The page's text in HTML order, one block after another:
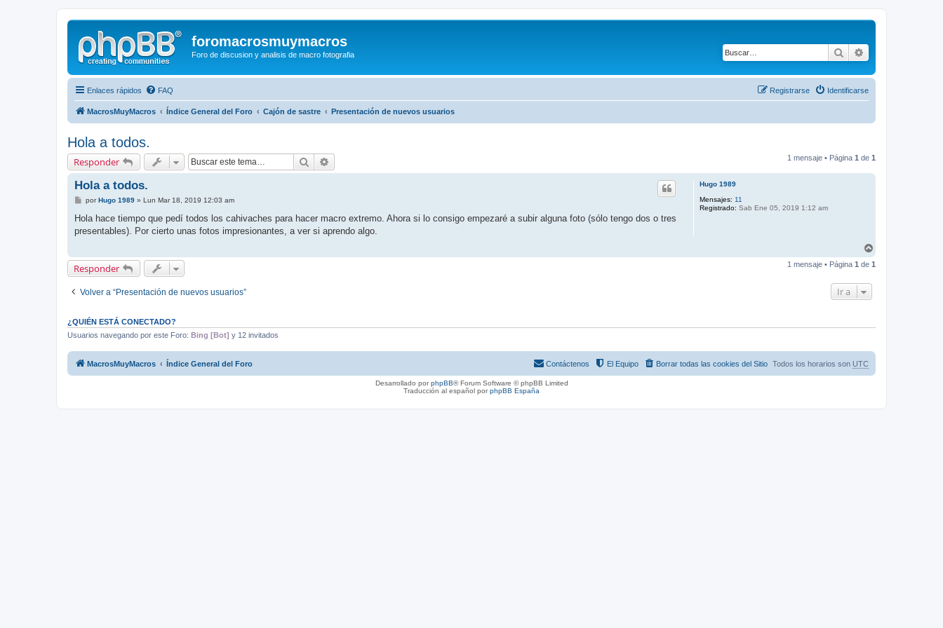
foromacrosmuymacros
Foro de discusion y analisis de macro fotografia Buscar
Enlaces rápidos FAQ Identificarse
Registrarse
MacrosMuyMacros Índice General del Foro Cajón de sastre Presentación de nuevos usuarios
Hola a todos.
Responder Buscar 1 mensaje • Página 1 de 1
Hugo 1989
Mensajes: 11
Registrado: Sab Ene 05, 2019 1:12 am
Hola a todos.
M
n
a
porHugo 1989» Lun Mar 18, 2019 12:03 am
Hola hace tiempo que pedí todos los cahivaches para hacer macro extremo. Ahora si lo consigo empezaré a subir alguna foto (sólo tengo dos o tres
presentables). Por cierto unas fotos impresionantes, a ver si aprendo algo.
r
Responder 1 mensaje • Página 1 de 1
Volver a “Presentación de nuevos usuarios” Ir a
¿QUIÉN ESTÁ CONECTADO?
Usuarios navegando por este Foro: Bing [Bot] y 12 invitados
MacrosMuyMacros Índice General del Foro Todos los horarios son UTC
Borrar todas las cookies del Sitio
El Equipo
Contáctenos
Desarrollado porphpBB® Forum Software © phpBB Limited
Traducción al español porphpBB España